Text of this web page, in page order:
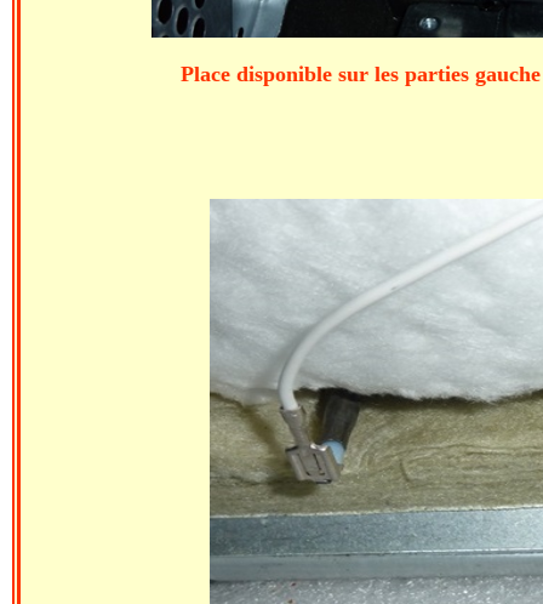
Place disponible sur les parties